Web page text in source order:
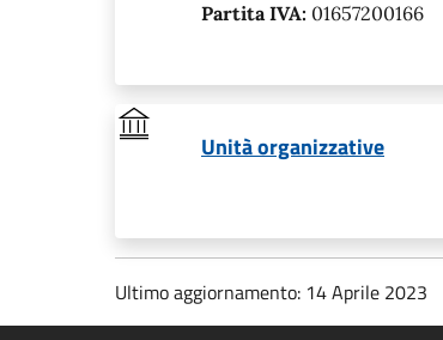
Partita IVA: 01657200166
Unità organizzative
Ultimo aggiornamento: 14 Aprile 2023